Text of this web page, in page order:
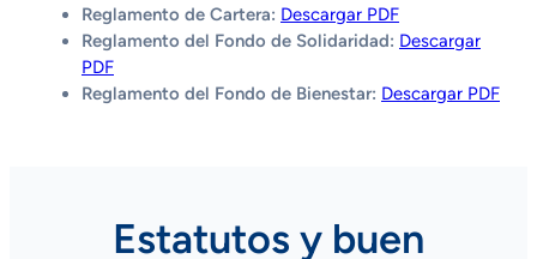
Reglamento de Cartera: Descargar PDF
Reglamento del Fondo de Solidaridad: Descargar
PDF
Reglamento del Fondo de Bienestar: Descargar PDF
Estatutos y buen